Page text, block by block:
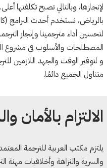
لإنجازها، وبالتالي تصبح تكلفتها
بالرياض، نستخدم أحدث البرامج
لتحسين أداء مترجمينا وإنجاز
المصطلحات والأسلوب في مشروع
و لتوفير الوقت والجهد اللازمين
متناول الجميع دائمًا.
الالتزام بالأمان
يلتزم مكتب العربية للترجمة
والسرية والنزاهة وأخلاقيات